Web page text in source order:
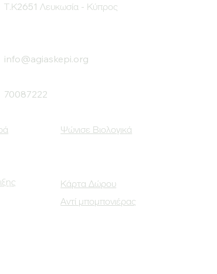
Τ.Κ2651 Λευκωσία - Κύπρος
info@agiaskepi.org
70087222
Ψώνισε Βιολογικά
Κάρτα Δώρου
Αντί μπομπονιέρας